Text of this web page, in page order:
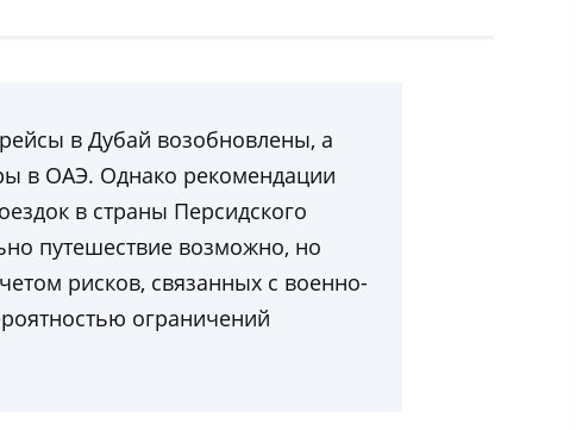
в Дубай возобновлены, а
в ОАЭ. Однако рекомендации
в страны Персидского
путешествие возможно, но
рисков, связанных с военно-
ограничений